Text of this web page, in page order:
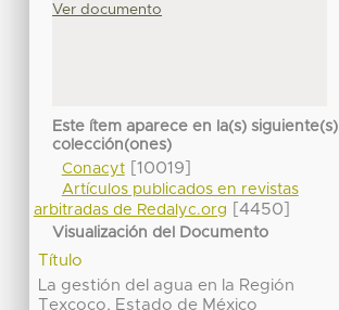
Ver documento
Este ítem aparece en la(s) siguiente(s)
colección(ones)
Conacyt[10019]
Artículos publicados en revistas
arbitradas de Redalyc.org
[4450]
Visualización del Documento
Título
La gestión del agua en la Región
Texcoco, Estado de México